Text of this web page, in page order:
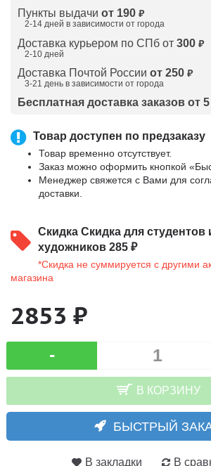
Пункты выдачи от 190 ₽
2-14 дней в зависимости от города
Доставка курьером по СПб от 300 ₽
2-10 дней
Доставка Почтой России от 250 ₽
3-21 день в зависимости от города
Бесплатная доставка заказов от
Товар доступен по предзаказу
Товар временно отсутствует.
Заказ можно оформить кнопкой
Менеджер свяжется с Вами для
доставки.
Скидка Скидка для
художников 285 ₽
*Скидка не суммируется с другими
магазина
2853 ₽
-
В КОРЗИНУ
БЫСТРЫЙ
В закладки В